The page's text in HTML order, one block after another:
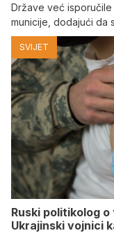
Države već
municije, dodajući da
SVIJET
Ruski politikolog
Ukrajinski vojnici